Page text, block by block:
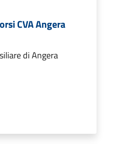
CVA Angera
di Angera